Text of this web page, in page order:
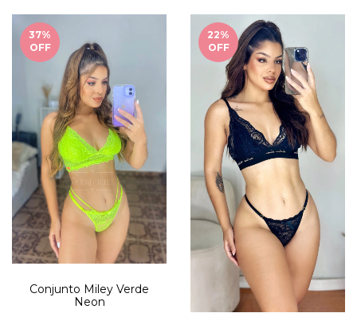
37%
OFF
Conjunto Miley Verde
Neon
22%
OFF